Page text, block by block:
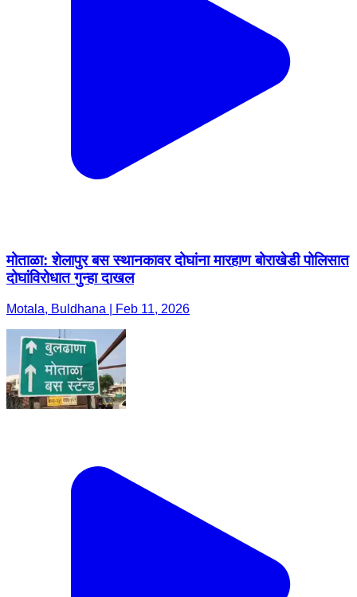
मोताळा: शेलापुर बस स्थानकावर दोघांना मारहाण बोराखेडी पोलिसात
दोघांविरोधात गुन्हा दाखल
Motala, Buldhana | Feb 11, 2026